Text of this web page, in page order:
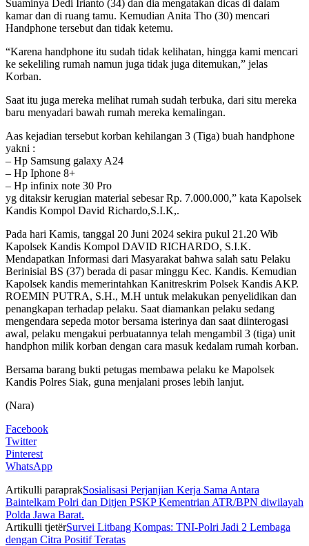
Suaminya Dedi Irianto (34) dan dia mengatakan dicas di dalam
kamar dan di ruang tamu. Kemudian Anita Tho (30) mencari
Handphone tersebut dan tidak ketemu.
“Karena handphone itu sudah tidak kelihatan, hingga kami mencari
ke sekeliling rumah namun juga tidak juga ditemukan,” jelas
Korban.
Saat itu juga mereka melihat rumah sudah terbuka, dari situ mereka
baru menyadari bawah rumah mereka kemalingan.
Aas kejadian tersebut korban kehilangan 3 (Tiga) buah handphone
yakni :
– Hp Samsung galaxy A24
– Hp Iphone 8+
– Hp infinix note 30 Pro
yg ditaksir kerugian material sebesar Rp. 7.000.000,” kata Kapolsek
Kandis Kompol David Richardo,S.I.K,.
Pada hari Kamis, tanggal 20 Juni 2024 sekira pukul 21.20 Wib
Kapolsek Kandis Kompol DAVID RICHARDO, S.I.K.
Mendapatkan Informasi dari Masyarakat bahwa salah satu Pelaku
Berinisial BS (37) berada di pasar minggu Kec. Kandis. Kemudian
Kapolsek kandis memerintahkan Kanitreskrim Polsek Kandis AKP.
ROEMIN PUTRA, S.H., M.H untuk melakukan penyelidikan dan
penangkapan terhadap pelaku. Saat diamankan pelaku sedang
mengendara sepeda motor bersama isterinya dan saat diinterogasi
awal, pelaku mengakui perbuatannya telah mengambil 3 (tiga) unit
handphon milik korban dengan cara masuk kedalam rumah korban.
Bersama barang bukti petugas membawa pelaku ke Mapolsek
Kandis Polres Siak, guna menjalani proses lebih lanjut.
(Nara)
Facebook
Twitter
Pinterest
WhatsApp
Artikulli paraprakSosialisasi Perjanjian Kerja Sama Antara
Baintelkam Polri dan Ditjen PSKP Kementrian ATR/BPN diwilayah
Polda Jawa Barat.
Artikulli tjetërSurvei Litbang Kompas: TNI-Polri Jadi 2 Lembaga
dengan Citra Positif Teratas